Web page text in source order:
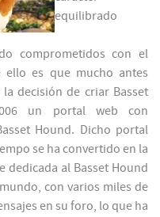
equilibrado
comprometidos con el
ello es que mucho antes
decisión de criar Basset
un portal web con
Hound. Dicho portal
se ha convertido en la
dedicada al Basset Hound
con varios miles de
en su foro, lo que ha